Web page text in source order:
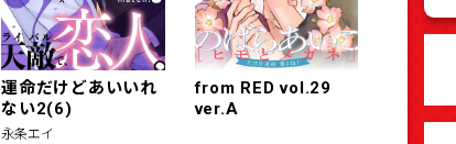
運命だけどあいいれ
ない2(6)
永条エイ
from RED vol.29
ver.A